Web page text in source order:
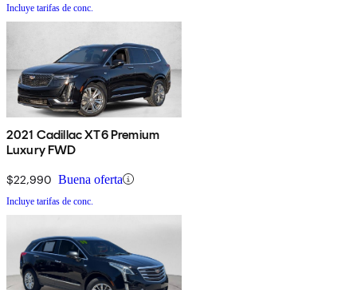
Incluye tarifas de conc.
2021 Cadillac XT6 Premium
Luxury FWD
$22,990 Buena oferta
Incluye tarifas de conc.